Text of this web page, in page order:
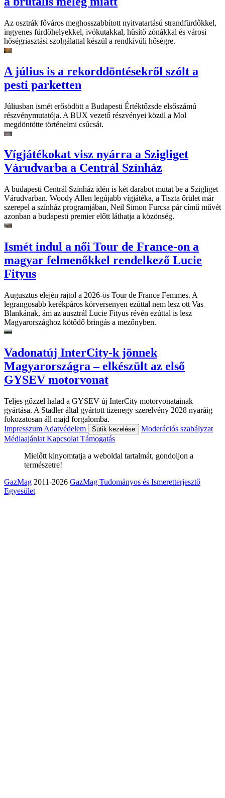
Az osztrák főváros meghosszabbított nyitvatartású strandfürdőkkel,
ingyenes fürdőhelyekkel, ivókutakkal, hűsítő zónákkal és városi
hőségriasztási szolgálattal készül a rendkívüli hőségre.
A július is a rekorddöntésekről szólt a
pesti parketten
Júliusban ismét erősödött a Budapesti Értéktőzsde elsőszámú
részvénymutatója. A BUX vezető részvényei közül a Mol
megdöntötte történelmi csúcsát.
Vígjátékokat visz nyárra a Szigliget
Várudvarba a Centrál Színház
A budapesti Centrál Színház idén is két darabot mutat be a Szigliget
Várudvarban. Woody Allen legújabb vígjátéka, a Tiszta őrület már
szerepel a színház programjában, Neil Simon Furcsa pár című művét
azonban a budapesti premier előtt láthatja a közönség.
Ismét indul a női Tour de France-on a
magyar felmenőkkel rendelkező Lucie
Fityus
Augusztus elején rajtol a 2026-ös Tour de France Femmes. A
legrangosabb kerékpáros körversenyen ezúttal nem lesz ott Vas
Blankának, ám az ausztrál Lucie Fityus révén ezúttal is lesz
Magyarországhoz kötődő bringás a mezőnyben.
Vadonatúj InterCity-k jönnek
Magyarországra – elkészült az első
GYSEV motorvonat
Teljes gőzzel halad a GYSEV új InterCity motorvonatainak
gyártása. A Stadler által gyártott tizenegy szerelvény 2028 nyaráig
fokozatosan áll majd forgalomba.
Impresszum Adatvédelem Sütik kezelése
Moderációs szabályzat
Médiaajánlat Kapcsolat Támogatás
Mielőtt kinyomtatja a weboldal tartalmát, gondoljon a
természetre!
GazMag 2011-2026 GazMag Tudományos és Ismeretterjesztő
Egyesület